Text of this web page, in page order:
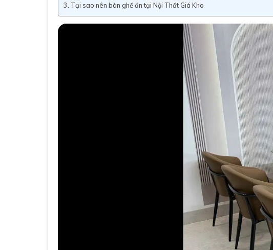
Tại sao nên bàn ghế ăn tại Nội Thất Giá Kho